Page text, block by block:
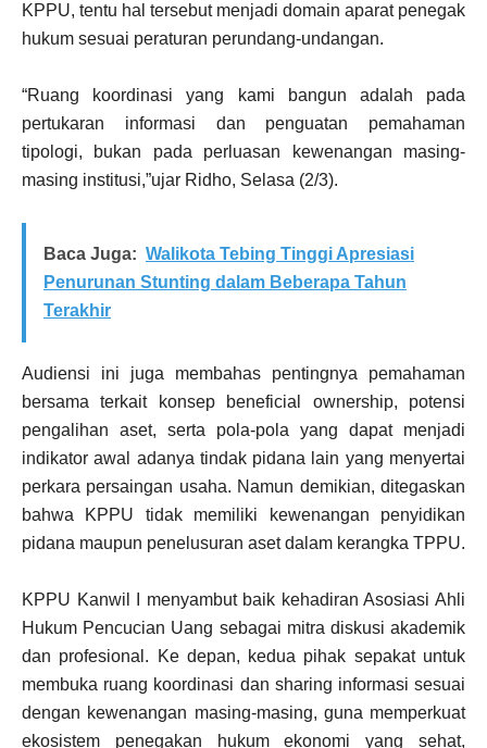
KPPU, tentu hal tersebut menjadi domain aparat penegak
hukum sesuai peraturan perundang-undangan.
“Ruang koordinasi yang kami bangun adalah pada
pertukaran informasi dan penguatan pemahaman
tipologi, bukan pada perluasan kewenangan masing-
masing institusi,”ujar Ridho, Selasa (2/3).
Baca Juga: Walikota Tebing Tinggi Apresiasi
Penurunan Stunting dalam Beberapa Tahun
Terakhir
Audiensi ini juga membahas pentingnya pemahaman
bersama terkait konsep beneficial ownership, potensi
pengalihan aset, serta pola-pola yang dapat menjadi
indikator awal adanya tindak pidana lain yang menyertai
perkara persaingan usaha. Namun demikian, ditegaskan
bahwa KPPU tidak memiliki kewenangan penyidikan
pidana maupun penelusuran aset dalam kerangka TPPU.
KPPU Kanwil I menyambut baik kehadiran Asosiasi Ahli
Hukum Pencucian Uang sebagai mitra diskusi akademik
dan profesional. Ke depan, kedua pihak sepakat untuk
membuka ruang koordinasi dan sharing informasi sesuai
dengan kewenangan masing-masing, guna memperkuat
ekosistem penegakan hukum ekonomi yang sehat,